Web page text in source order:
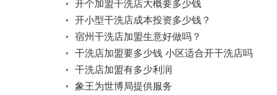
开个加盟干洗店大概要多少钱
开小型干洗店成本投资多少钱？
宿州干洗店加盟生意好做吗？
干洗店加盟要多少钱 小区适合开干洗店吗
干洗店加盟有多少利润
象王为世博局提供服务